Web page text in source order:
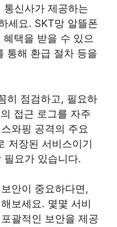
통신사가 제공하는
세요. SKT망 알뜰폰
택을 받을 수 있으
통해 환급 절차 등을
히 점검하고, 필요하
접근 로그를 자주
와핑 공격의 주요
저장된 서비스이기
요가 있습니다.
안이 중요하다면,
보세요. 몇몇 서비
괄적인 보안을 제공